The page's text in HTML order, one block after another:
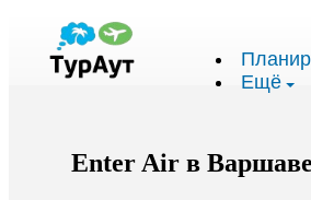
Ещё
Enter Air в Варшаве